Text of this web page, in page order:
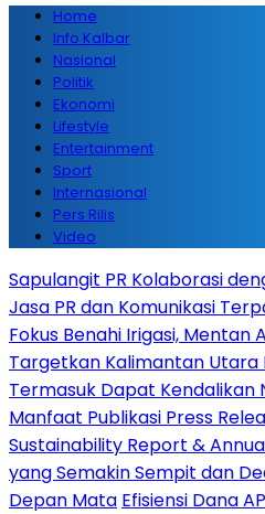
Home
Info Kalbar
Nasional
Politik
Ekonomi
Lifestyle
Entertainment
Sport
Internasional
Pers Rilis
Video
Sapulangit PR Kolaborasi
Jasa PR dan Komunikasi
Fokus Benahi Irigasi, Mentan
Targetkan Kalimantan Utara
Termasuk Dapat Kendalikan
Manfaat Publikasi Press
Sustainability Report &
yang Semakin Sempit dan
Depan Mata Efisiensi Dana